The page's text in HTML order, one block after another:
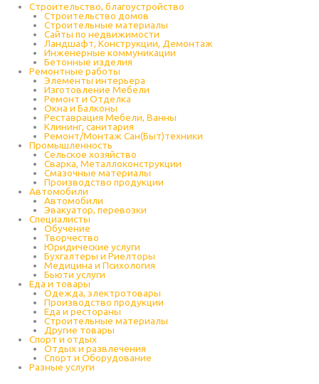
Строительство, благоустройство
Строительство домов
Строительные материалы
Сайты по недвижимости
Ландшафт, Конструкции, Демонтаж
Инженерные коммуникации
Бетонные изделия
Ремонтные работы
Элементы интерьера
Изготовление Мебели
Ремонт и Отделка
Окна и Балконы
Реставрация Мебели, Ванны
Клининг, санитария
Ремонт/Монтаж Сан(Быт)техники
Промышленность
Cельское хозяйство
Сварка, Металлоконструкции
Cмазочные материалы
Производство продукции
Автомобили
Автомобили
Эвакуатор, перевозки
Специалисты
Обучение
Творчество
Юридические услуги
Бухгалтеры и Риелторы
Медицина и Психология
Бьюти услуги
Еда и товары
Одежда, электротовары
Производство продукции
Еда и рестораны
Строительные материалы
Другие товары
Спорт и отдых
Отдых и развлечения
Спорт и Оборудование
Разные услуги